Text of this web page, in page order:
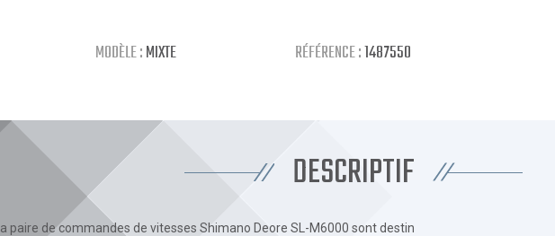
MODÈLE :MIXTE RÉFÉRENCE :1487550
DESCRIPTIF
La paire de commandes de vitesses Shimano Deore SL-M6000 sont destin